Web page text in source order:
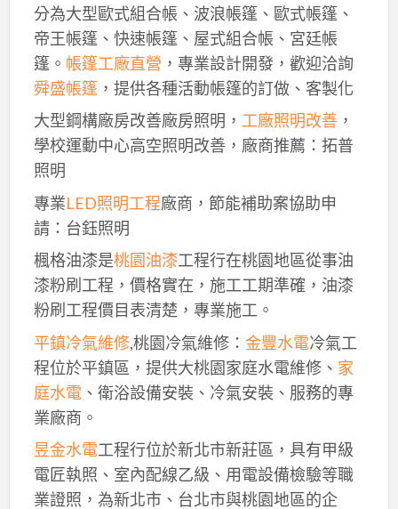
分為大型歐式組合帳、波浪帳篷、歐式帳篷、
帝王帳篷、快速帳篷、屋式組合帳、宮廷帳
篷。 帳篷工廠直營 ，專業設計開發，歡迎洽詢
舜盛帳篷，提供各種活動帳篷的訂做、客製化
大型鋼構廠房改善廠房照明， 工廠照明改善，
學校運動中心高空照明改善，廠商推薦：拓普
照明
專業LED照明工程廠商，節能補助案協助申
請：台鈺照明
楓格油漆是桃園油漆工程行在桃園地區從事油
漆粉刷工程，價格實在，施工工期準確，油漆
粉刷工程價目表清楚，專業施工。
平鎮冷氣維修,桃園冷氣維修： 金豐水電冷氣工
程位於平鎮區，提供大桃園家庭水電維修、 家
庭水電、衛浴設備安裝、冷氣安裝、服務的專
業廠商。
昱金水電工程行位於新北市新莊區，具有甲級
電匠執照、室內配線乙級、用電設備檢驗等職
業證照，為新北市、台北市與桃園地區的企